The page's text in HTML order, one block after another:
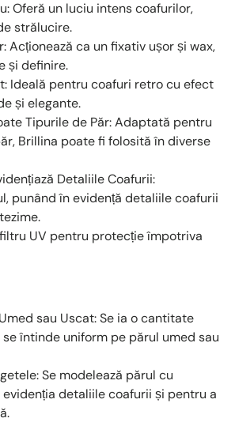
Oferă un luciu intens coafurilor,
strălucire.
Acționează ca un fixativ ușor și wax,
și definire.
Ideală pentru coafuri retro cu efect
și elegante.
Tipurile de Păr: Adaptată pentru
Brillina poate fi folosită în diverse
Detaliile Coafurii:
punând în evidență detaliile coafurii
UV pentru protecție împotriva
sau Uscat: Se ia o cantitate
întinde uniform pe părul umed sau
Se modelează părul cu
detaliile coafurii și pentru a